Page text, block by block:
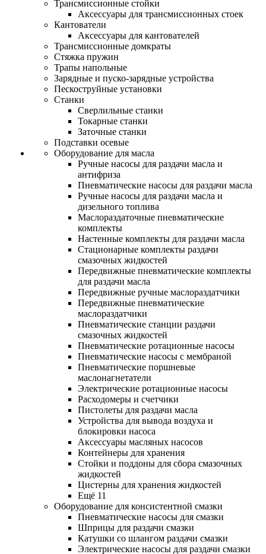
Трансмиссионные стойки
Аксессуары для трансмиссионных стоек
Кантователи
Аксессуары для кантователей
Трансмиссионные домкраты
Стяжка пружин
Трапы напольные
Зарядные и пуско-зарядные устройства
Пескоструйные установки
Станки
Сверлильные станки
Токарные станки
Заточные станки
Подставки осевые
Оборудование для масла
Ручные насосы для раздачи масла и
антифриза
Пневматические насосы для раздачи масла
Ручные насосы для раздачи масла и
дизельного топлива
Маслораздаточные пневматические
комплекты
Настенные комплекты для раздачи масла
Стационарные комплекты раздачи
смазочных жидкостей
Передвижные пневматические комплекты
для раздачи масла
Передвижные ручные маслораздатчики
Передвижные пневматические
маслораздатчики
Пневматические станции раздачи
смазочных жидкостей
Пневматические ротационные насосы
Пневматические насосы с мембраной
Пневматические поршневые
маслонагнетатели
Электрические ротационные насосы
Расходомеры и счетчики
Пистолеты для раздачи масла
Устройства для вывода воздуха и
блокировки насоса
Аксессуары масляных насосов
Контейнеры для хранения
Стойки и поддоны для сбора смазочных
жидкостей
Цистерны для хранения жидкостей
Ещё 11
Оборудование для консистентной смазки
Пневматические насосы для смазки
Шприцы для раздачи смазки
Катушки со шлангом раздачи смазки
Электрические насосы для раздачи смазки